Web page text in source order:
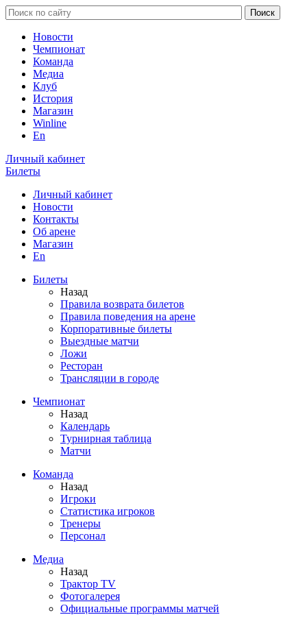
Новости
Чемпионат
Команда
Медиа
Клуб
История
Магазин
Winline
En
Личный кабинет
Билеты
Личный кабинет
Новости
Контакты
Об арене
Магазин
En
Билеты
Назад
Правила возврата билетов
Правила поведения на арене
Корпоративные билеты
Выездные матчи
Ложи
Ресторан
Трансляции в городе
Чемпионат
Назад
Календарь
Турнирная таблица
Матчи
Команда
Назад
Игроки
Статистика игроков
Тренеры
Персонал
Медиа
Назад
Трактор TV
Фотогалерея
Официальные программы матчей